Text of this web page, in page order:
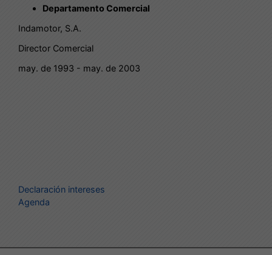
Departamento Comercial
Indamotor, S.A.
Director Comercial
may. de 1993 - may. de 2003
Declaración intereses
Agenda